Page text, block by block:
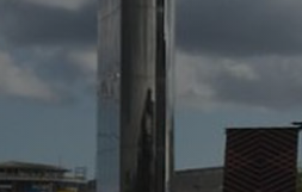
Hunan Arlwyo
Carafanau a Gwersylla
Rhagor o Leoedd